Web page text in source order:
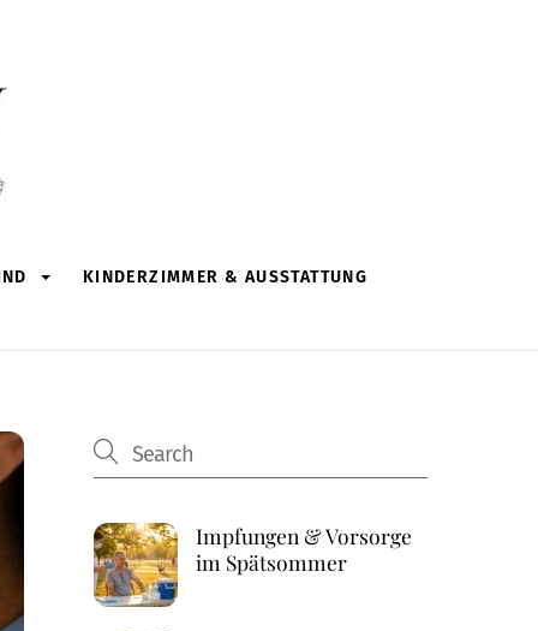
KINDERZIMMER & AUSSTATTUNG
Impfungen & Vorsorge
im Spätsommer